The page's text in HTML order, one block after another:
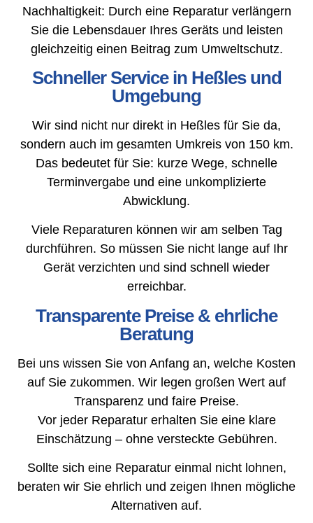
Nachhaltigkeit: Durch eine Reparatur verlängern
Sie die Lebensdauer Ihres Geräts und leisten
gleichzeitig einen Beitrag zum Umweltschutz.
Schneller Service in Heßles und
Umgebung
Wir sind nicht nur direkt in Heßles für Sie da,
sondern auch im gesamten Umkreis von 150 km.
Das bedeutet für Sie: kurze Wege, schnelle
Terminvergabe und eine unkomplizierte
Abwicklung.
Viele Reparaturen können wir am selben Tag
durchführen. So müssen Sie nicht lange auf Ihr
Gerät verzichten und sind schnell wieder
erreichbar.
Transparente Preise & ehrliche
Beratung
Bei uns wissen Sie von Anfang an, welche Kosten
auf Sie zukommen. Wir legen großen Wert auf
Transparenz und faire Preise.
Vor jeder Reparatur erhalten Sie eine klare
Einschätzung – ohne versteckte Gebühren.
Sollte sich eine Reparatur einmal nicht lohnen,
beraten wir Sie ehrlich und zeigen Ihnen mögliche
Alternativen auf.